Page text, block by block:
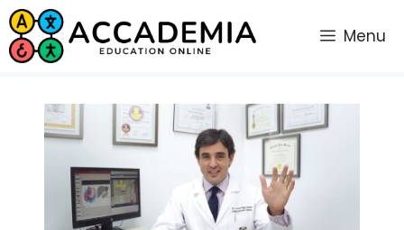
Saltar
al
contenido
Menu